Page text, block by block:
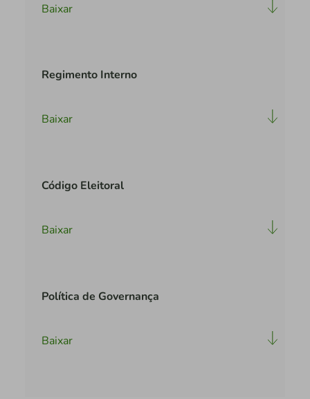
Baixar
Regimento Interno
Baixar
Código Eleitoral
Baixar
Política de Governança
Baixar